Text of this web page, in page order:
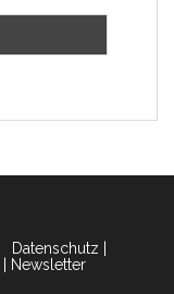
Datenschutz
Newsletter